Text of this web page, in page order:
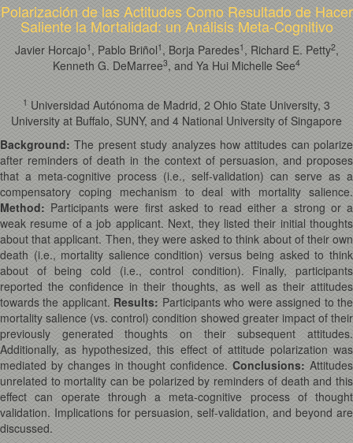
Polarización de las Actitudes Como Resultado de Hacer
Saliente la Mortalidad: un Análisis Meta-Cognitivo
Javier Horcajo1 , Pablo Briñol1 , Borja Paredes1 , Richard E. Petty2,
Kenneth G. DeMarree3, and Ya Hui Michelle See4
1 Universidad Autónoma de Madrid, 2 Ohio State University, 3
University at Buffalo, SUNY, and 4 National University of Singapore
Background: The present study analyzes how attitudes can polarize
after reminders of death in the context of persuasion, and proposes
that a meta-cognitive process (i.e., self-validation) can serve as a
compensatory coping mechanism to deal with mortality salience.
Method: Participants were first asked to read either a strong or a
weak resume of a job applicant. Next, they listed their initial thoughts
about that applicant. Then, they were asked to think about of their own
death (i.e., mortality salience condition) versus being asked to think
about of being cold (i.e., control condition). Finally, participants
reported the confidence in their thoughts, as well as their attitudes
towards the applicant. Results: Participants who were assigned to the
mortality salience (vs. control) condition showed greater impact of their
previously generated thoughts on their subsequent attitudes.
Additionally, as hypothesized, this effect of attitude polarization was
mediated by changes in thought confidence.Conclusions: Attitudes
unrelated to mortality can be polarized by reminders of death and this
effect can operate through a meta-cognitive process of thought
validation. Implications for persuasion, self-validation, and beyond are
discussed.